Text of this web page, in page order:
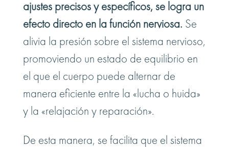
ajustes precisos y específicos, se logra un
efecto directo en la función nerviosa. Se
alivia la presión sobre el sistema nervioso,
promoviendo un estado de equilibrio en
el que el cuerpo puede alternar de
manera eficiente entre la «lucha o huida»
y la «relajación y reparación».
De esta manera, se facilita que el sistema